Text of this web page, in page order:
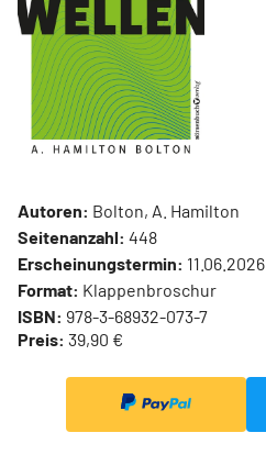
Autoren: Bolton, A. Hamilton
Seitenanzahl: 448
Erscheinungstermin: 11.06.2026
Format: Klappenbroschur
ISBN: 978-3-68932-073-7
Preis: 39,90 €